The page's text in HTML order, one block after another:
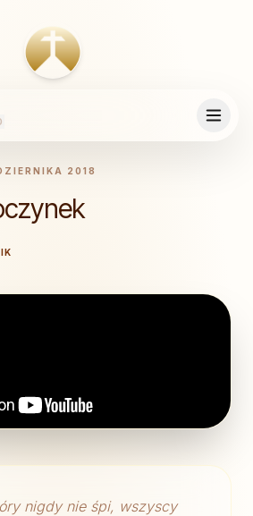
2018
nigdy nie śpi, wszyscy